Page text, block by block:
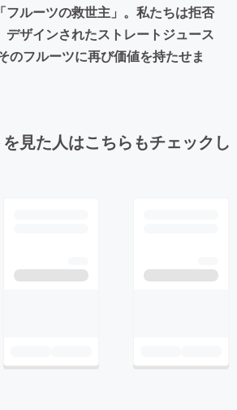
フルーツの救世主」。私たちは拒否
デザインされたストレートジュース
のフルーツに再び価値を持たせま
見た人はこちらもチェックし